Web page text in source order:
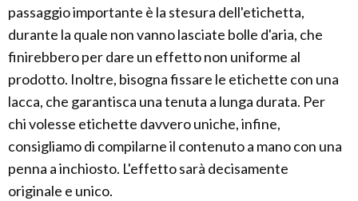
passaggio importante è la stesura dell'etichetta,
durante la quale non vanno lasciate bolle d'aria, che
finirebbero per dare un effetto non uniforme al
prodotto. Inoltre, bisogna fissare le etichette con una
lacca, che garantisca una tenuta a lunga durata. Per
chi volesse etichette davvero uniche, infine,
consigliamo di compilarne il contenuto a mano con una
penna a inchiosto. L'effetto sarà decisamente
originale e unico.